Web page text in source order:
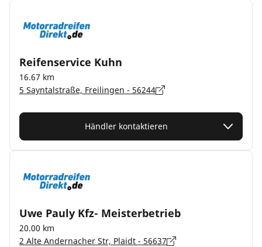
Reifenservice Kuhn
16.67 km
5 Sayntalstraße, Freilingen - 56244
Händler kontaktieren
Uwe Pauly Kfz- Meisterbetrieb
20.00 km
2 Alte Andernacher Str, Plaidt - 56637